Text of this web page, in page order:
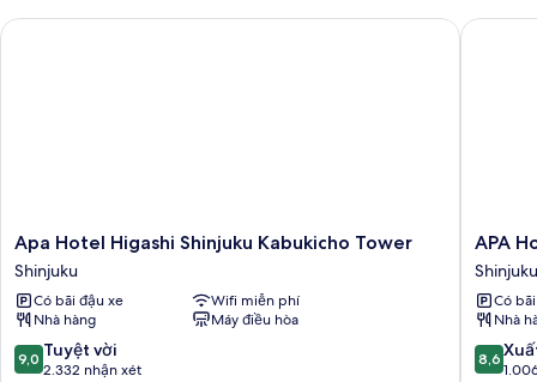
floor)
đơn
Deluxe,
Apa
Hotel
Higashi
Shinjuku
Kabukicho
Tower
Shinjuku
Apa Hotel Higashi Shinjuku Kabukicho Tower
Shinjuku
Có bãi đậu xe
Wifi miễn phí
Nhà hàng
Máy điều hòa
9.0
trên
9,0 Tuyệt vời
2.332 nhận xét
Apa Hotel Higashi Shinjuku Kabukicho Tower
APA
Hotel
Shinjuku
Chuo
Shinjuku
APA
Shinjuku
Có
Nhà
8.6
trên
8,6
APA